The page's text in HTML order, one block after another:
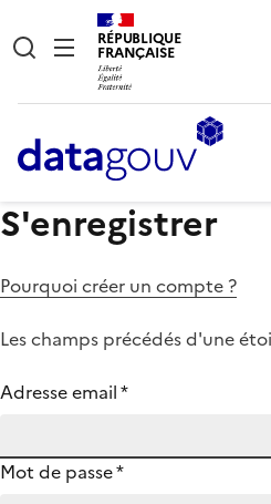
RÉPUBLIQUE
FRANÇAISE
S'enregistrer
Pourquoi créer un compte ?
Les champs précédés d'une
Adresse email*
Mot de passe*